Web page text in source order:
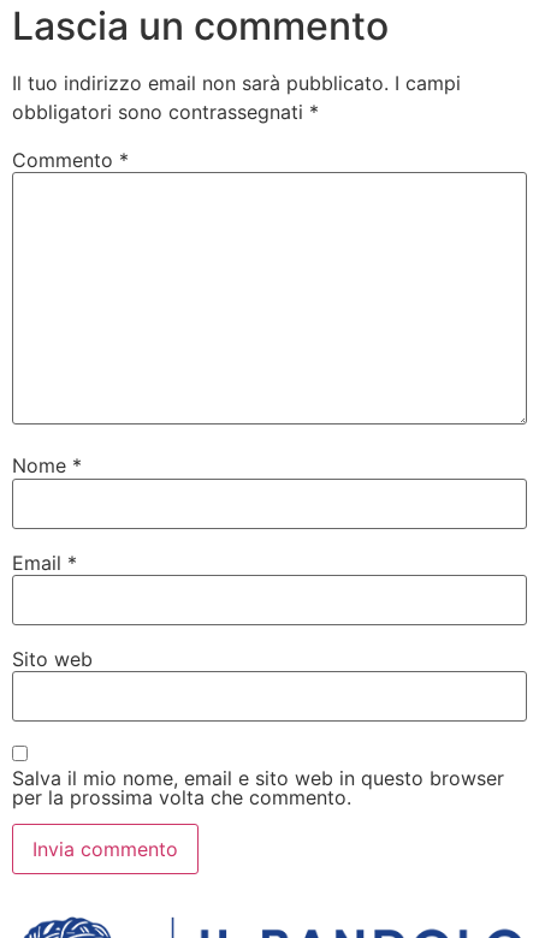
Lascia un commento
Il tuo indirizzo email non sarà pubblicato. I campi
obbligatori sono contrassegnati *
Commento *
Nome *
Email *
Sito web
Salva il mio nome, email e sito web in questo browser
per la prossima volta che commento.